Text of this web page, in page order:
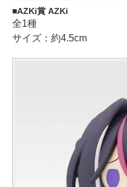
AZKi賞 AZKi
全1種
サイズ：約4.5cm